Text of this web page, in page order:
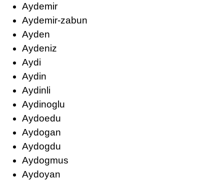
Aydemir
Aydemir-zabun
Ayden
Aydeniz
Aydi
Aydin
Aydinli
Aydinoglu
Aydoedu
Aydogan
Aydogdu
Aydogmus
Aydoyan